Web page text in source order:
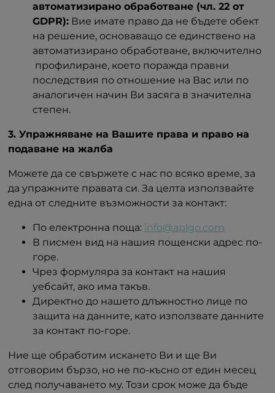
автоматизирано обработване (чл. 22 от
GDPR): Вие имате право да не бъдете обект
на решение, основаващо се единствено на
автоматизирано обработване, включително
профилиране, което поражда правни
последствия по отношение на Вас или по
аналогичен начин Ви засяга в значителна
степен.
3. Упражняване на Вашите права и право на
подаване на жалба
Можете да се свържете с нас по всяко време, за
да упражните правата си. За целта използвайте
една от следните възможности за контакт:
По електронна поща: info@aplgo.com
В писмен вид на нашия пощенски адрес по-
горе.
Чрез формуляра за контакт на нашия
уебсайт, ако има такъв.
Директно до нашето длъжностно лице по
защита на данните, като използвате данните
за контакт по-горе.
Ние ще обработим искането Ви и ще Ви
отговорим бързо, но не по-късно от един месец
след получаването му. Този срок може да бъде